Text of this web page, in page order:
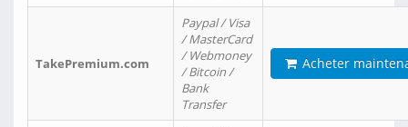
TakePremium.com
Paypal / Visa
/ MasterCard
/ Webmoney
/ Bitcoin /
Bank
Transfer
Acheter